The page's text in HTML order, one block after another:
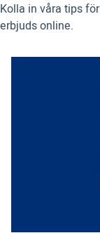
Kolla in våra tips
erbjuds online.